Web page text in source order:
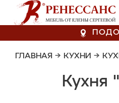
ГЛАВНАЯ → КУХНИ →
Кухня